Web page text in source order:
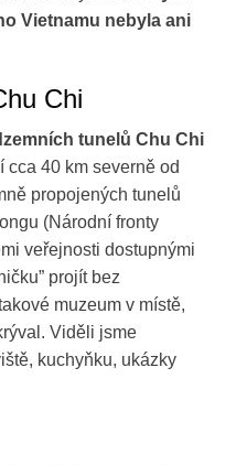
Vietnamu nebyla ani
Chi
tunelů Chu Chi
cca 40 km severně od
propojených tunelů
(Národní fronty
veřejnosti dostupnými
projít bez
muzeum v místě,
Viděli jsme
kuchyňku, ukázky